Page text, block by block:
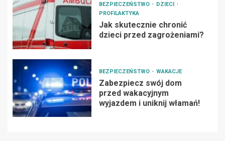
BEZPIECZEŃSTWO
DZIECI
PROFILAKTYKA
Jak skutecznie chronić
dzieci przed zagrożeniami?
BEZPIECZEŃSTWO WAKACJE
Zabezpiecz swój dom
przed wakacyjnym
wyjazdem i uniknij włamań!